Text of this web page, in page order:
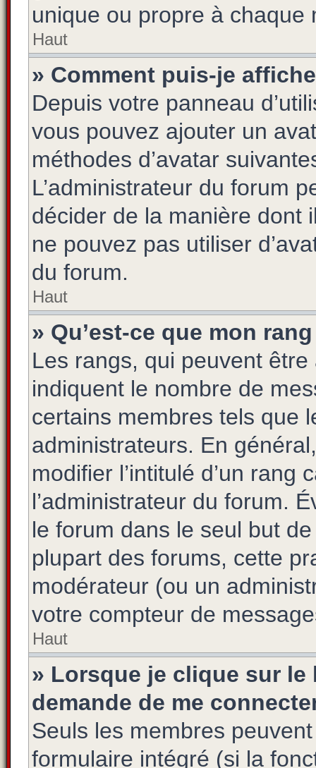
unique ou propre à chaque
Haut
» Comment puis-je
Depuis votre panneau
vous pouvez ajouter un
méthodes d’avatar
L’administrateur du forum
décider de la manière dont
ne pouvez pas utiliser
du forum.
Haut
» Qu’est-ce que mon
Les rangs, qui peuvent être
indiquent le nombre de
certains membres tels que
administrateurs. En
modifier l’intitulé d’un rang
l’administrateur du forum.
le forum dans le seul but
plupart des forums, cette
modérateur (ou un
votre compteur de
Haut
» Lorsque je clique sur
demande de me
Seuls les membres
formulaire intégré (si la